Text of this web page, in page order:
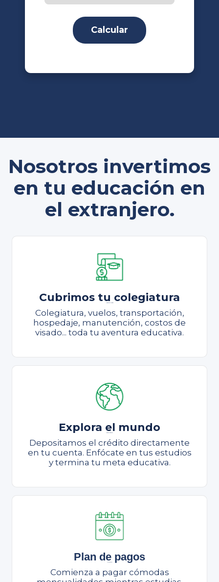
Calcular
Nosotros invertimos
en tu educación en
el extranjero.
Cubrimos tu colegiatura
Colegiatura, vuelos, transportación,
hospedaje, manutención, costos de
visado... toda tu aventura educativa.
Explora el mundo
Depositamos el crédito directamente
en tu cuenta. Enfócate en tus estudios
y termina tu meta educativa.
Plan de pagos
Comienza a pagar cómodas